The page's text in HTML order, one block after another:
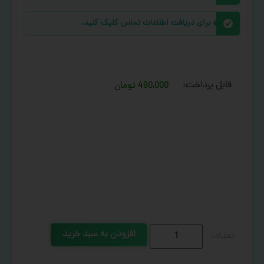
برای دریافت اطلاعات تماس کلیک کنید.
قابل پرداخت: 490,000 تومان
افزودن به سبد خرید